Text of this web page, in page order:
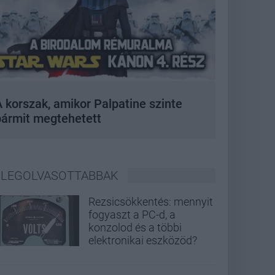
korszak, amikor Palpatine szinte
megtehetett
LEGOLVASOTTABBAK
Rezsicsökkentés: mennyit
fogyaszt a PC-d, a
konzolod és a többi
elektronikai eszközöd?